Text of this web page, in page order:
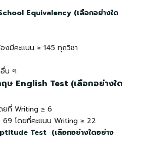
Equivalency (เลือกอย่างใด
งมีคะแนน ≥ 145 ทุกวิชา
น ๆ
ษ English Test (เลือกอย่างใด
ยที่ Writing ≥ 6
โดยที่คะแนน Writing ≥ 22
Test (เลือกอย่างใดอย่าง